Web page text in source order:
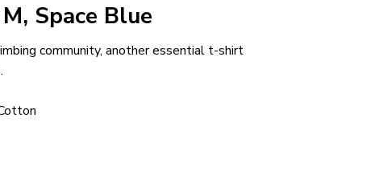
Space Blue
community, another essential t-shirt